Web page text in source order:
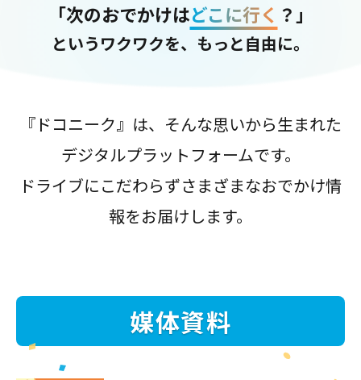
「次のおでかけはどこに行く ？」
というワクワクを、もっと自由に。
『ドコニーク』は、そんな思いから生まれた
デジタルプラットフォームです。
ドライブにこだわらずさまざまなおでかけ情
報をお届けします。
媒体資料